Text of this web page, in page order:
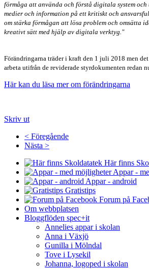
förmåga att använda och förstå digitala system
medier och information på ett kritiskt och
om stärka förmågan att lösa problem och omsätta
kreativt sätt med hjälp av digitala verktyg."
Förändringarna träder i kraft den 1 juli 2018 men
arbeta utifrån de reviderade styrdokumenten redan
Här kan du läsa mer om förändringarna
Skriv ut
< Föregående
Nästa >
Här finns
Appar -
Appar - android
Gratistips
Forum på
Om webbplatsen
Bloggflöden spec+it
Annelies appar i skolan
Anna i Växjö
Gunilla i Mölndal
Tove i Lysekil
Johanna, logoped i skolan